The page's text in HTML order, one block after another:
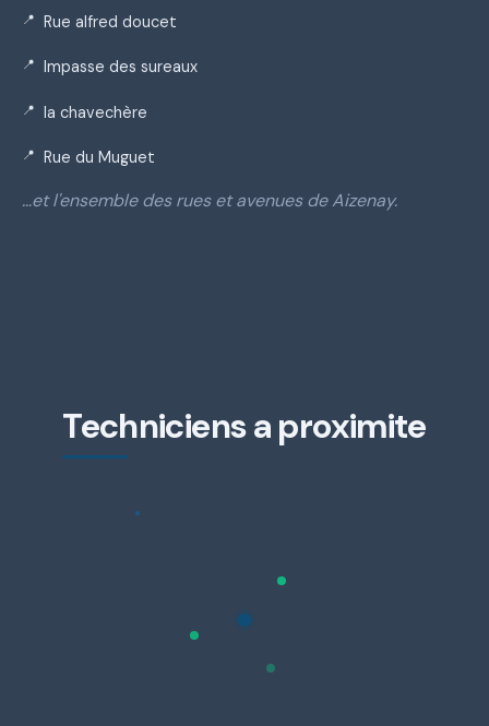
Rue alfred doucet
Impasse des sureaux
la chavechère
Rue du Muguet
…et l'ensemble des rues et avenues de Aizenay.
Techniciens a proximite